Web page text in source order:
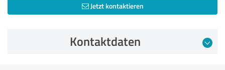
Jetzt kontaktieren
Kontaktdaten